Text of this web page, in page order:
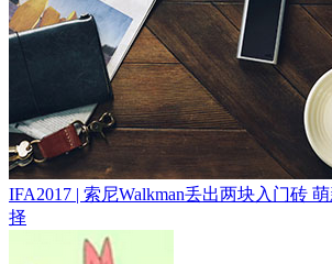
IFA2017 | 索尼Walkman丢出两块入门砖
择